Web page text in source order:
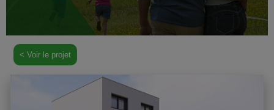
A PROPOS
ESTIMATION
NOUS CONTACTER
< Voir le projet